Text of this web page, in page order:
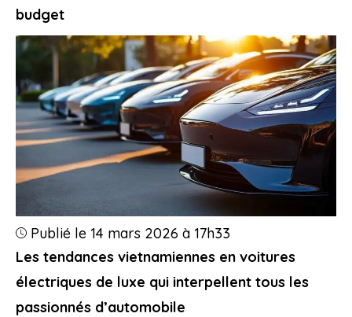
budget
Les tendances vietnamiennes en voitures
électriques de luxe qui interpellent tous les
passionnés d’automobile
Publié le 14 mars 2026 à 17h33